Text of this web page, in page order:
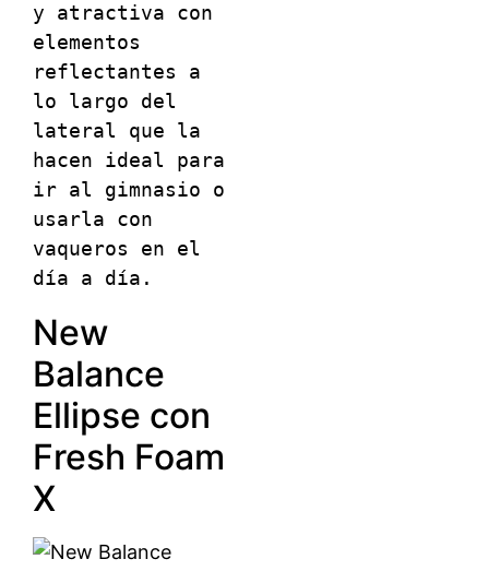
y atractiva con
elementos
reflectantes a
lo largo del
lateral que la
hacen ideal para
ir al gimnasio o
usarla con
vaqueros en el
día a día.
New
Balance
Ellipse con
Fresh Foam
X